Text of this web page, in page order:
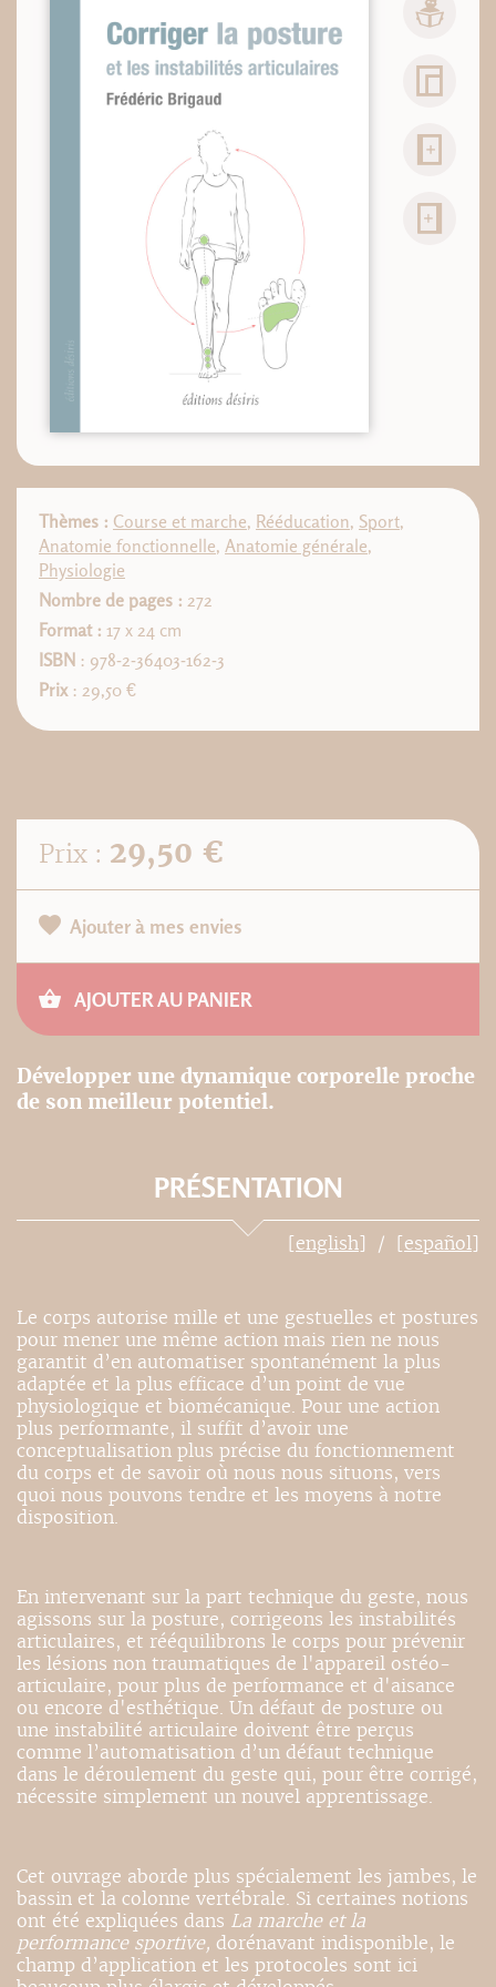
Thèmes : Course et marche, Rééducation, Sport,
Anatomie fonctionnelle, Anatomie générale,
Physiologie
Nombre de pages : 272
Format : 17 x 24 cm
ISBN : 978-2-36403-162-3
Prix: 29,50 €
Prix : 29,50 €
Ajouter à mes envies
AJOUTER AU PANIER
Développer une dynamique corporelle proche
de son meilleur potentiel.
PRÉSENTATION
[english] [español]
Le corps autorise mille et une gestuelles et postures
pour mener une même action mais rien ne nous
garantit d’en automatiser spontanément la plus
adaptée et la plus efficace d’un point de vue
physiologique et biomécanique. Pour une action
plus performante, il suffit d’avoir une
conceptualisation plus précise du fonctionnement
du corps et de savoir où nous nous situons, vers
quoi nous pouvons tendre et les moyens à notre
disposition.
En intervenant sur la part technique du geste, nous
agissons sur la posture, corrigeons les instabilités
articulaires, et rééquilibrons le corps pour prévenir
les lésions non traumatiques de l'appareil ostéo-
articulaire, pour plus de performance et d'aisance
ou encore d'esthétique. Un défaut de posture ou
une instabilité articulaire doivent être perçus
comme l’automatisation d’un défaut technique
dans le déroulement du geste qui, pour être corrigé,
nécessite simplement un nouvel apprentissage.
Cet ouvrage aborde plus spécialement les jambes, le
bassin et la colonne vertébrale. Si certaines notions
ont été expliquées dans La marche et la
performance sportive, dorénavant indisponible, le
champ d’application et les protocoles sont ici